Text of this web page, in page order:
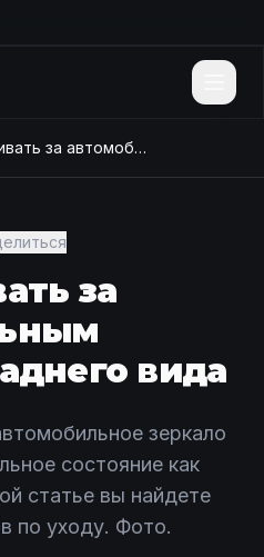
Как ухаживать за автомобильным зеркалом заднего вида
за
вида
зеркало
состояние как
статье вы найдете
по уходу. Фото.